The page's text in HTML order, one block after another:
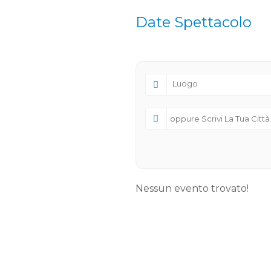
Date Spettacolo
Nessun evento trovato!